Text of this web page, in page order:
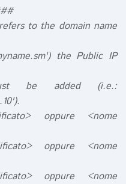
to the domain name
the Public IP
be added (i.e.:
oppure <nome
oppure <nome
oppure <nome